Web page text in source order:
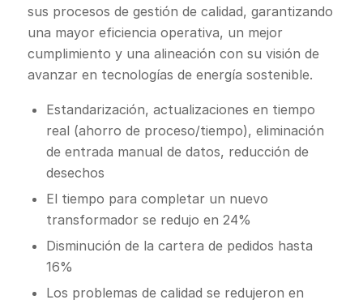
sus procesos de gestión de calidad, garantizando
una mayor eficiencia operativa, un mejor
cumplimiento y una alineación con su visión de
avanzar en tecnologías de energía sostenible.
Estandarización, actualizaciones en tiempo
real (ahorro de proceso/tiempo), eliminación
de entrada manual de datos, reducción de
desechos
El tiempo para completar un nuevo
transformador se redujo en 24%
Disminución de la cartera de pedidos hasta
16%
Los problemas de calidad se redujeron en